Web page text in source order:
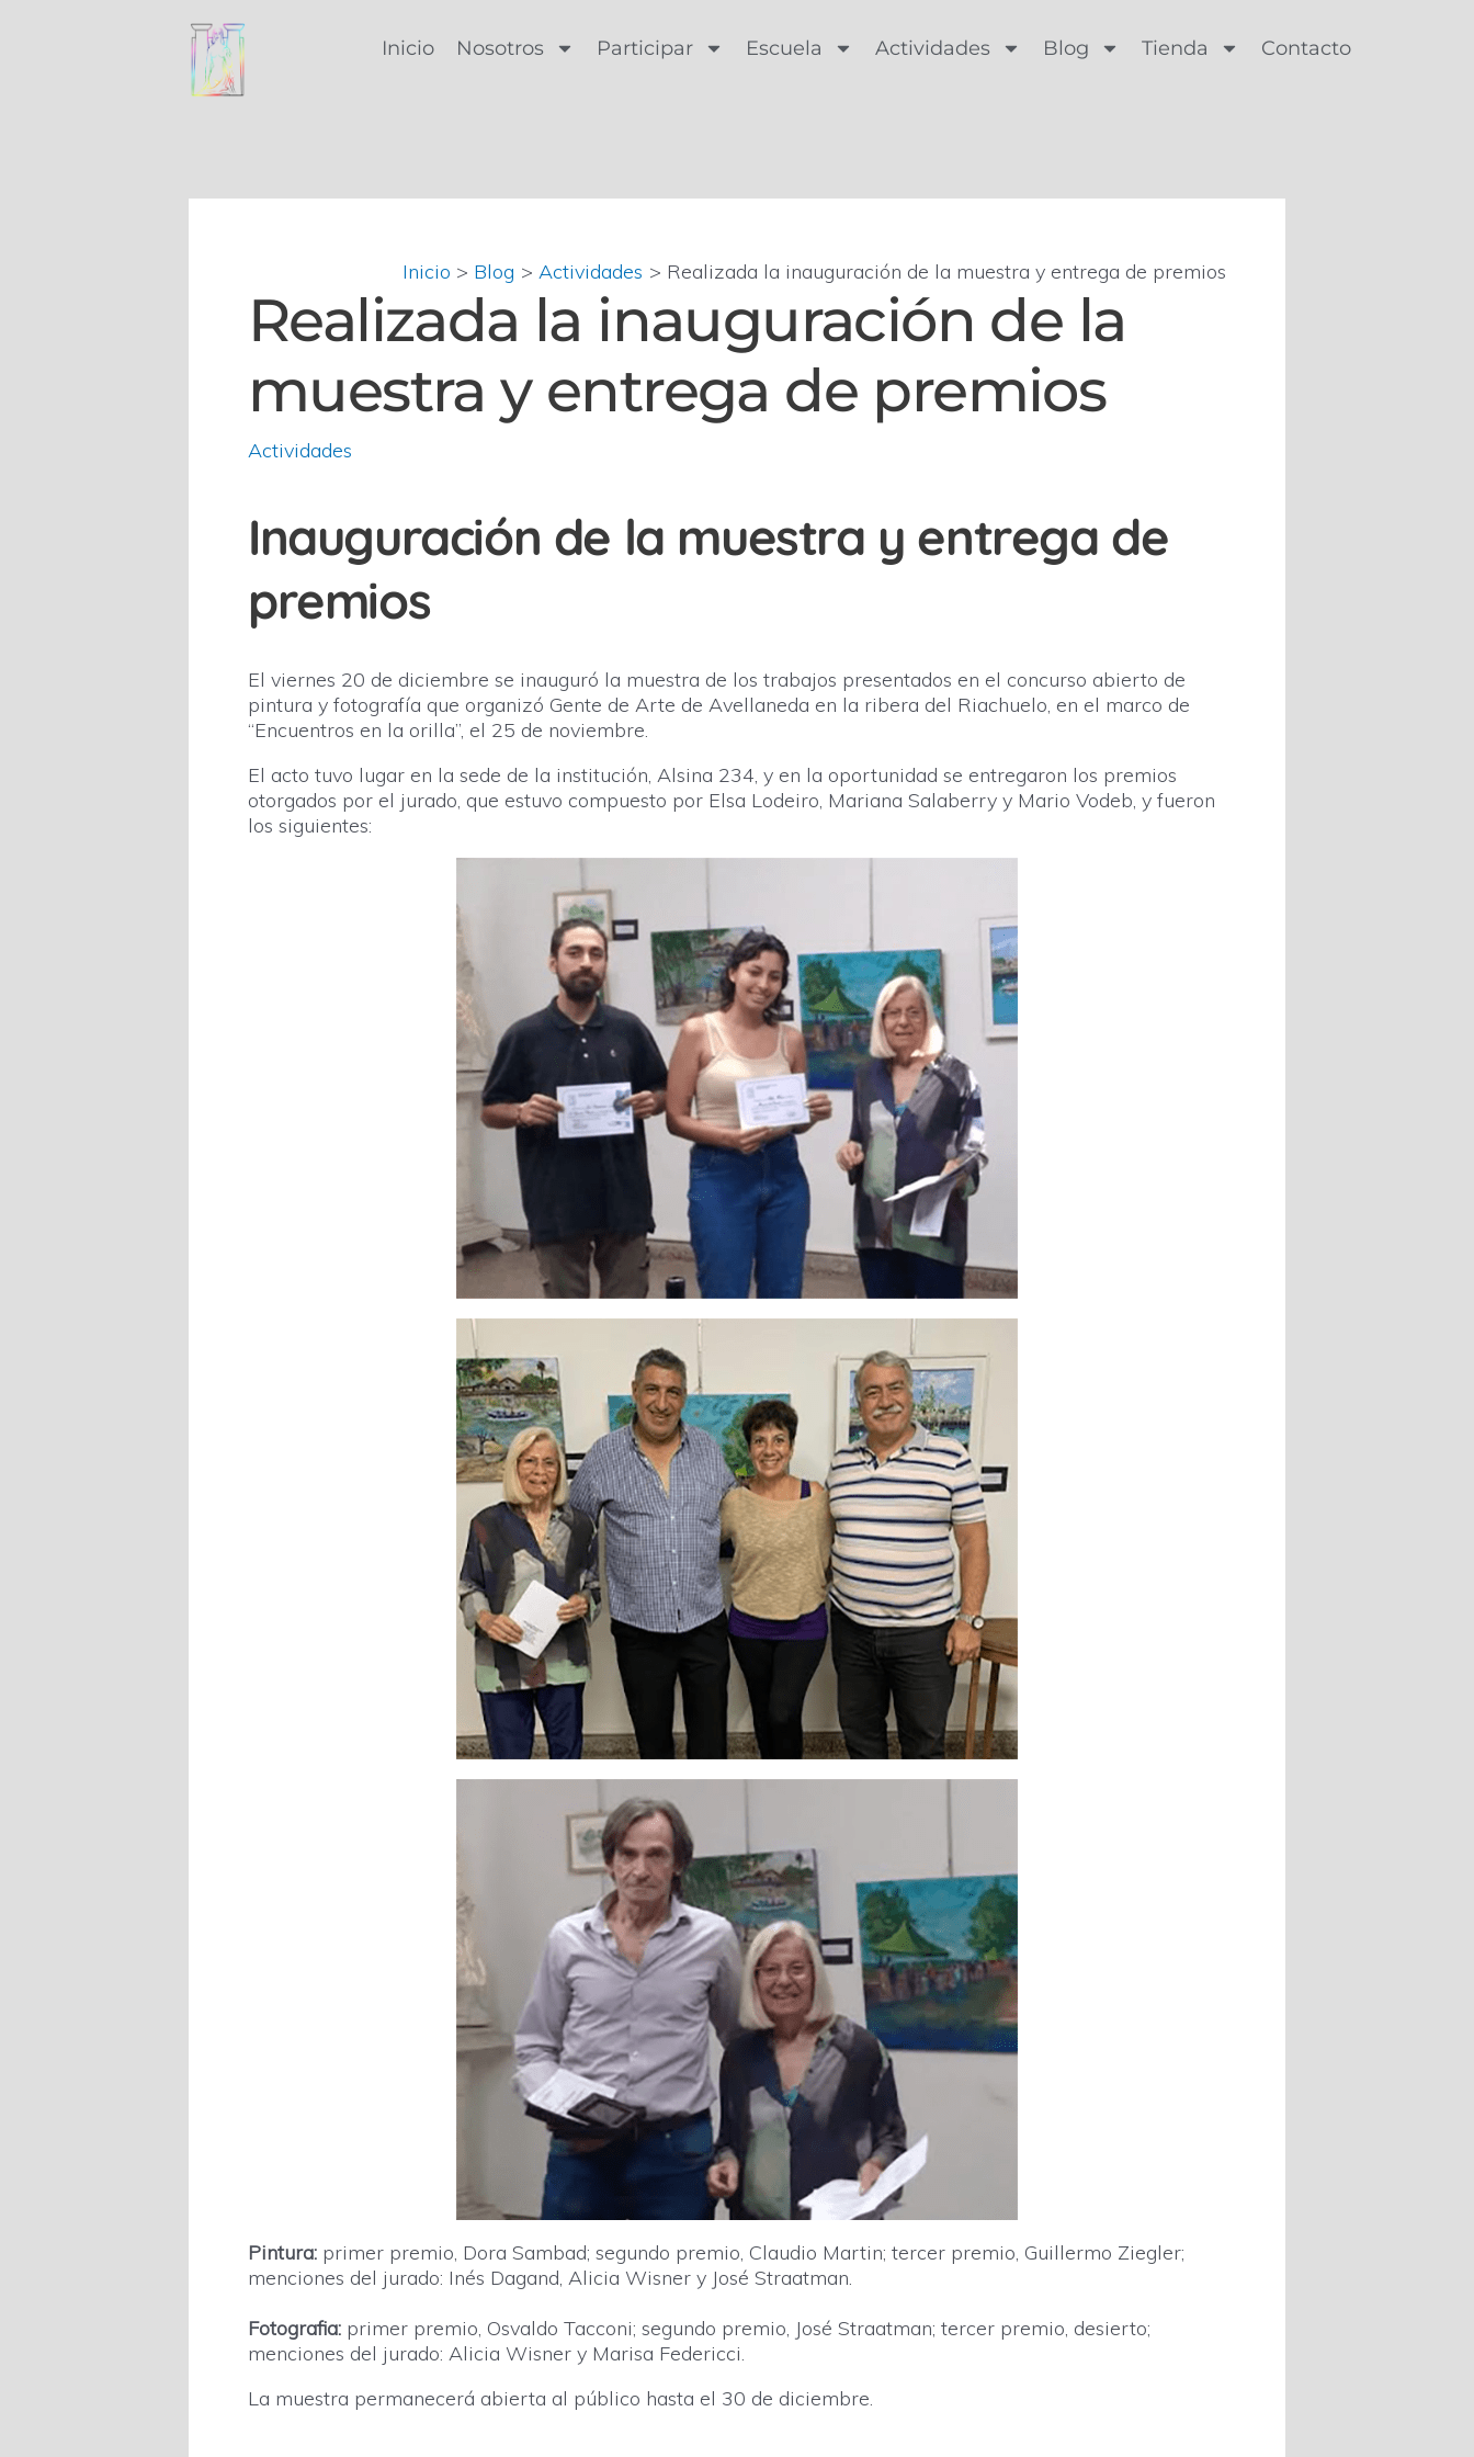
Inicio Nosotros Participar Escuela Actividades Blog Tienda Contacto
Inicio Blog Actividades Realizada la inauguración de la muestra y entrega de premios
Realizada la inauguración de la
muestra y entrega de premios
Actividades
Inauguración de la muestra y entrega de
premios
El viernes 20 de diciembre se inauguró la muestra de los trabajos presentados en el concurso abierto de
pintura y fotografía que organizó Gente de Arte de Avellaneda en la ribera del Riachuelo, en el marco de
“Encuentros en la orilla”, el 25 de noviembre.
El acto tuvo lugar en la sede de la institución, Alsina 234, y en la oportunidad se entregaron los premios
otorgados por el jurado, que estuvo compuesto por Elsa Lodeiro, Mariana Salaberry y Mario Vodeb, y fueron
los siguientes:
Pintura: primer premio, Dora Sambad; segundo premio, Claudio Martin; tercer premio, Guillermo Ziegler;
menciones del jurado: Inés Dagand, Alicia Wisner y José Straatman.
Fotografia: primer premio, Osvaldo Tacconi; segundo premio, José Straatman; tercer premio, desierto;
menciones del jurado: Alicia Wisner y Marisa Federicci.
La muestra permanecerá abierta al público hasta el 30 de diciembre.
de
entradas